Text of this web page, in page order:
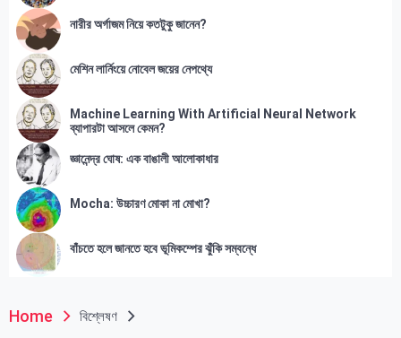
নারীর অর্গাজম নিয়ে কতটুকু জানেন?
মেশিন লার্নিংয়ে নোবেল জয়ের নেপথ্যে
Machine Learning With Artificial Neural Network
ব্যাপারটা আসলে কেমন?
জ্ঞানেন্দ্র ঘোষ: এক বাঙালী আলোকাধার
Mocha: উচ্চারণ মোকা না মোখা?
বাঁচতে হলে জানতে হবে ভূমিকম্পের ঝুঁকি সম্বন্ধে
Home
বিশ্লেষণ